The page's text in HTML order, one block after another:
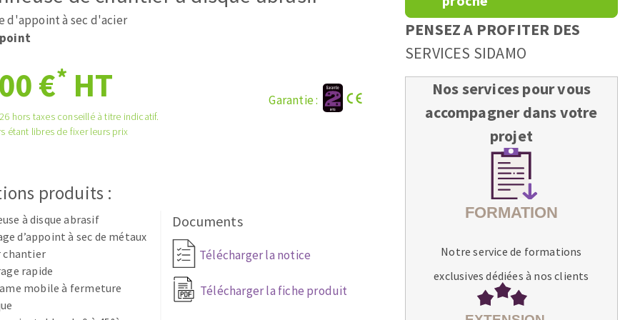
diamantés
Système auto-nivelant à vis
d'appoint à sec d'acier
€* HT
hors taxes conseillé à titre indicatif.
étant libres de fixer leurs prix
Garantie :
produits :
à disque abrasif
d’appoint à sec de métaux
chantier
rapide
mobile à fermeture
Documents
Télécharger la notice
Télécharger la fiche produit
PENSEZ A PROFITER DES
SERVICES SIDAMO
Nos services pour vous
accompagner dans votre
projet
Notre service de formations
exclusives dédiées à nos clients